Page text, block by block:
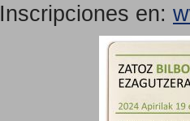
Inscripciones en: